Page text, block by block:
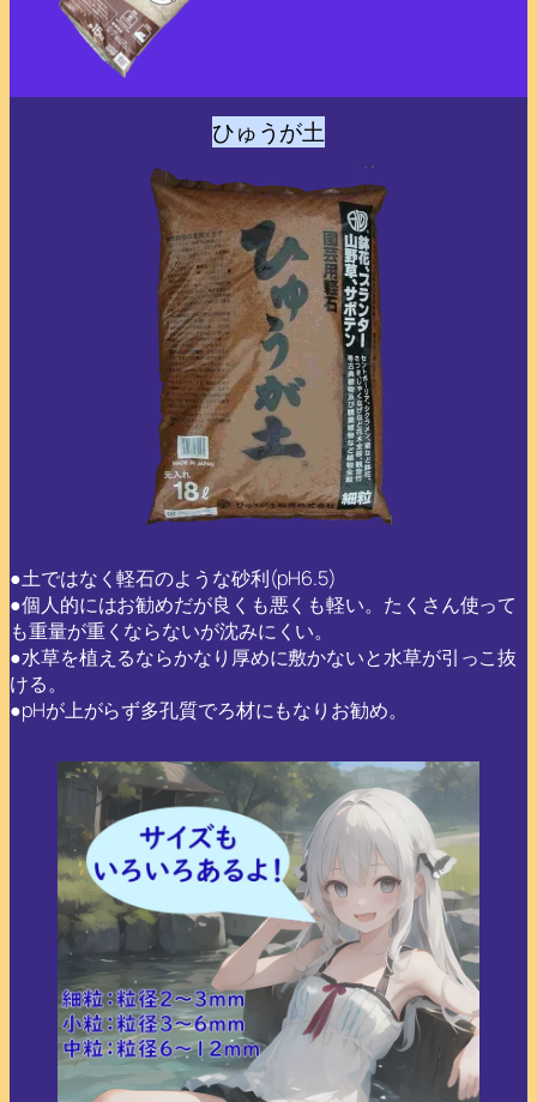
ひゅうが土
●土ではなく軽石のような砂利(pH6.5)
●個人的にはお勧めだが良くも悪くも軽い。たくさん使って
も重量が重くならないが沈みにくい。
●水草を植えるならかなり厚めに敷かないと水草が引っこ抜
ける。
●pHが上がらず多孔質でろ材にもなりお勧め。